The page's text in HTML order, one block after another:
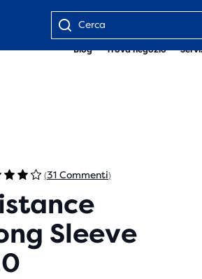
Blog Trova negozio
Inserisci
parola
(31 Commenti)
Sleeve